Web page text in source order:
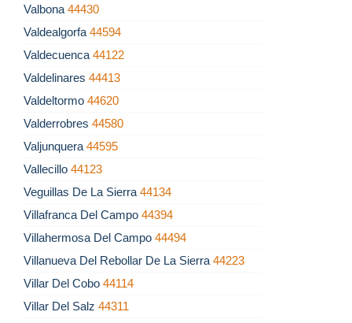
Valbona 44430
Valdealgorfa 44594
Valdecuenca 44122
Valdelinares 44413
Valdeltormo 44620
Valderrobres 44580
Valjunquera 44595
Vallecillo 44123
Veguillas De La Sierra 44134
Villafranca Del Campo 44394
Villahermosa Del Campo 44494
Villanueva Del Rebollar De La Sierra 44223
Villar Del Cobo 44114
Villar Del Salz 44311